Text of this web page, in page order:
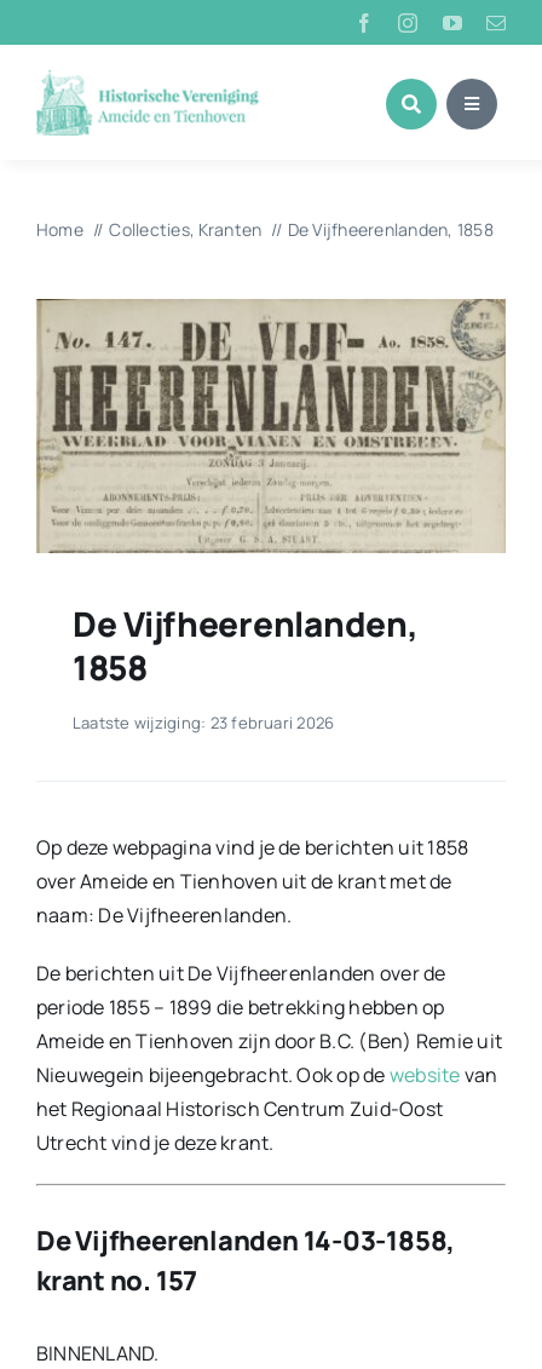
naar
inhoud
Home Collecties Kranten De Vijfheerenlanden, 1858
De Vijfheerenlanden,
1858
Laatste wijziging: 23 februari 2026
Op deze webpagina vind je de berichten uit 1858
over Ameide en Tienhoven uit de krant met de
naam: De Vijfheerenlanden.
De berichten uit De Vijfheerenlanden over de
periode 1855 – 1899 die betrekking hebben op
Ameide en Tienhoven zijn door B.C. (Ben) Remie uit
Nieuwegein bijeengebracht. Ook op dewebsitevan
het Regionaal Historisch Centrum Zuid-Oost
Utrecht vind je deze krant.
De Vijfheerenlanden 14-03-1858,
krant no. 157
BINNENLAND.